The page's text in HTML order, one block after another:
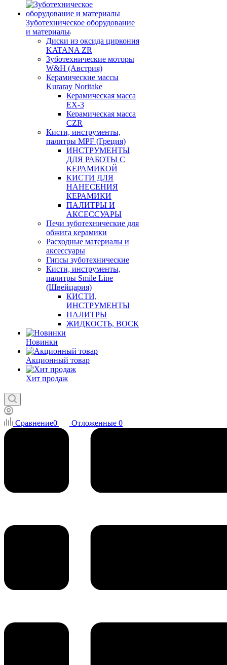
Зуботехническое оборудование
и материалы
Диски из оксида циркония
KATANA ZR
Зуботехнические моторы
W&H (Австрия)
Керамические массы
Kuraray Noritake
Керамическая масса
EX-3
Керамическая масса
CZR
Кисти, инструменты,
палитры MPF (Греция)
ИНСТРУМЕНТЫ
ДЛЯ РАБОТЫ С
КЕРАМИКОЙ
КИСТИ ДЛЯ
НАНЕСЕНИЯ
КЕРАМИКИ
ПАЛИТРЫ И
АКСЕССУАРЫ
Печи зуботехнические для
обжига керамики
Расходные материалы и
аксессуары
Гипсы зуботехнические
Кисти, инструменты,
палитры Smile Line
(Швейцария)
КИСТИ,
ИНСТРУМЕНТЫ
ПАЛИТРЫ
ЖИДКОСТЬ, ВОСК
Новинки
Акционный товар
Хит продаж
Сравнение0 Отложенные 0